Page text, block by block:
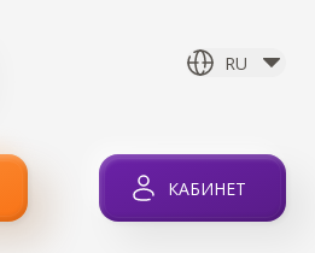
RU
НОВОСТИ
IPTV
КАБИНЕТ